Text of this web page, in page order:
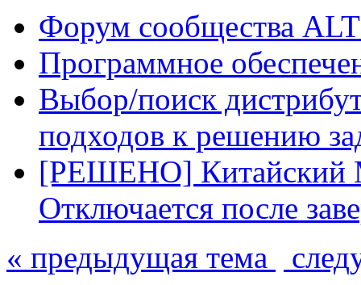
Форум сообщества
Программное
Выбор/поиск
подходов к решению
[РЕШЕНО] Китайский
Отключается после
« предыдущая тема